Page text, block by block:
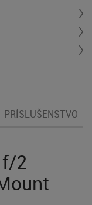
PRÍSLUŠENSTVO
f/2